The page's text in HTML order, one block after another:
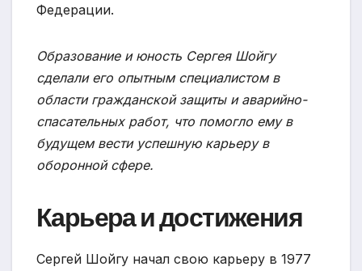
Федерации.
Образование и юность Сергея Шойгу
сделали его опытным специалистом в
области гражданской защиты и аварийно-
спасательных работ, что помогло ему в
будущем вести успешную карьеру в
оборонной сфере.
Карьера и достижения
Сергей Шойгу начал свою карьеру в 1977